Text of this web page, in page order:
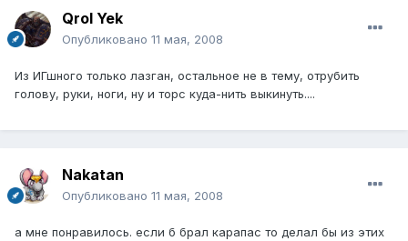
Qrol Yek
Опубликовано 11 мая, 2008
Из ИГшного только лазган, остальное не в тему, отрубить
голову, руки, ноги, ну и торс куда-нить выкинуть....
Nakatan
Опубликовано 11 мая, 2008
а мне понравилось. если б брал карапас то делал бы из этих